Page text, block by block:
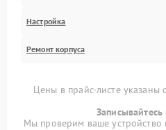
Настройка
Ремонт корпуса
Цены в прайс-листе указаны
Мы проверим ваше устройство